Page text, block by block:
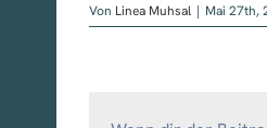
Von Linea Muhsal | Mai 27th,